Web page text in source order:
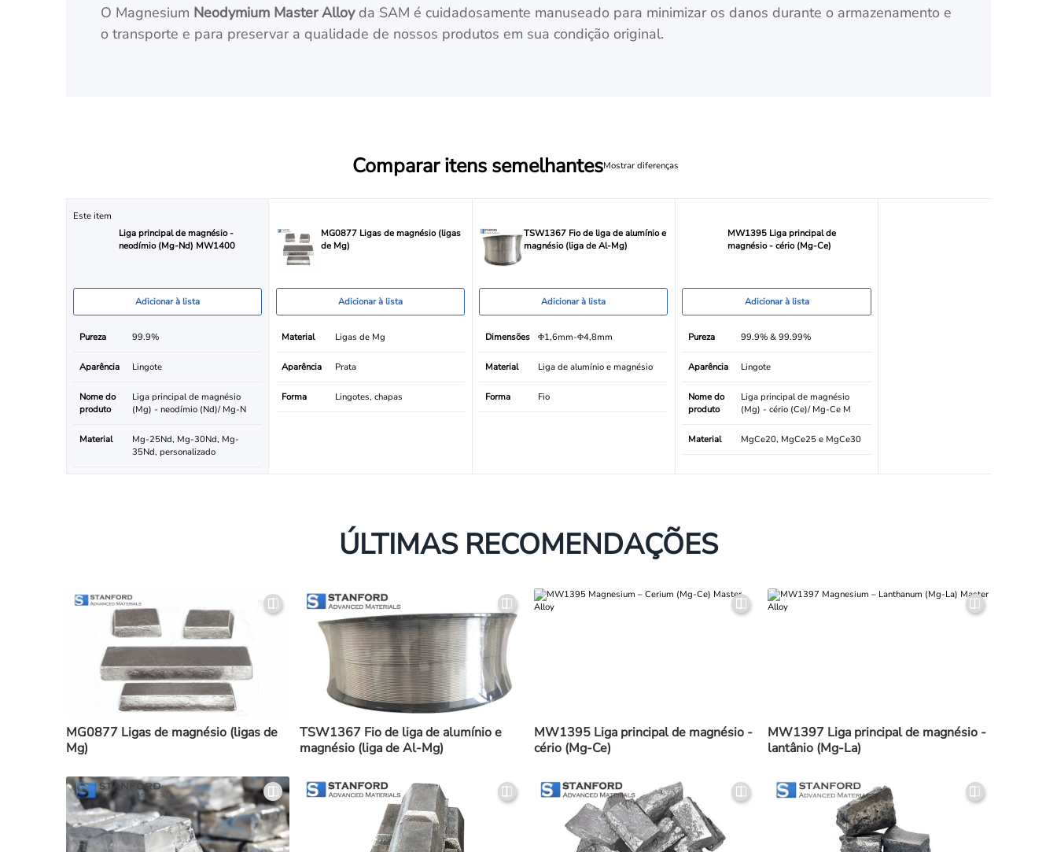
O Magnesium Neodymium Master Alloy da SAM é cuidadosamente manuseado para minimizar os danos durante o armazenamento e
o transporte e para preservar a qualidade de nossos produtos em sua condição original.
Comparar itens semelhantesMostrar diferenças
Este item
Liga principal de magnésio -
neodímio (Mg-Nd) MW1400
Adicionar à lista
Pureza 99.9%
Aparência Lingote
Nome do
produto
Liga principal de magnésio
(Mg) - neodímio (Nd)/ Mg-N
Material
Mg-25Nd, Mg-30Nd, Mg-
35Nd, personalizado
MG0877 Ligas de magnésio (ligas
de Mg)
Adicionar à lista
Material Ligas de Mg
Aparência Prata
Forma Lingotes, chapas
TSW1367 Fio de liga de alumínio e
magnésio (liga de Al-Mg)
Adicionar à lista
Dimensões Φ1,6mm-Φ4,8mm
Material Liga de alumínio e magnésio
Forma Fio
MW1395 Liga principal de
magnésio - cério (Mg-Ce)
Adicionar à lista
Pureza 99.9% & 99.99%
Aparência Lingote
Nome do
produto
Liga principal de magnésio
(Mg) - cério (Ce)/ Mg-Ce M
Material MgCe20, MgCe25 e MgCe30
ÚLTIMAS RECOMENDAÇÕES
MG0877 Ligas de magnésio (ligas de
Mg)
TSW1367 Fio de liga de alumínio e
magnésio (liga de Al-Mg)
MW1395 Liga principal de magnésio -
cério (Mg-Ce)
MW1397 Liga principal de magnésio -
lantânio (Mg-La)